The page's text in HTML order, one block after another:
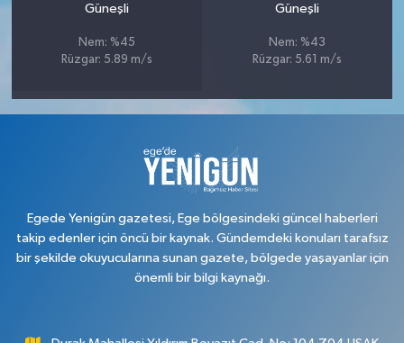
Güneşli
Nem: %45
Rüzgar: 5.89 m/s
Güneşli
Nem: %43
Rüzgar: 5.61 m/s
Egede Yenigün gazetesi, Ege bölgesindeki güncel haberleri
takip edenler için öncü bir kaynak. Gündemdeki konuları tarafsız
bir şekilde okuyucularına sunan gazete, bölgede yaşayanlar için
önemli bir bilgi kaynağı.